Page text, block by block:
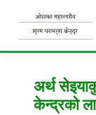
अर्थ
केन्द्रको